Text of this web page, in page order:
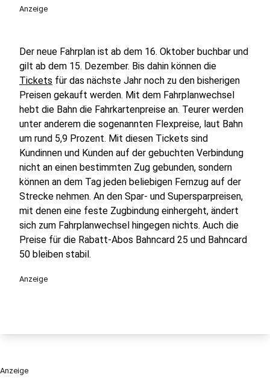
Anzeige
Der neue Fahrplan ist ab dem 16. Oktober buchbar und
gilt ab dem 15. Dezember. Bis dahin können die
Tickets für das nächste Jahr noch zu den bisherigen
Preisen gekauft werden. Mit dem Fahrplanwechsel
hebt die Bahn die Fahrkartenpreise an. Teurer werden
unter anderem die sogenannten Flexpreise, laut Bahn
um rund 5,9 Prozent. Mit diesen Tickets sind
Kundinnen und Kunden auf der gebuchten Verbindung
nicht an einen bestimmten Zug gebunden, sondern
können an dem Tag jeden beliebigen Fernzug auf der
Strecke nehmen. An den Spar- und Supersparpreisen,
mit denen eine feste Zugbindung einhergeht, ändert
sich zum Fahrplanwechsel hingegen nichts. Auch die
Preise für die Rabatt-Abos Bahncard 25 und Bahncard
50 bleiben stabil.
Anzeige
Anzeige